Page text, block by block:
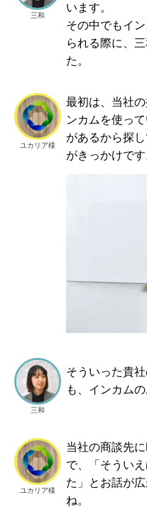
三和
います。
その中でもイ
られる際に、
た。
ユカリア様
最初は、当社
ンカムを使っ
があるから探
がきっかけです
三和
そういった貴
も、インカム
ユカリア様
当社の商談先
で、「そうい
た」とお話が
ね。